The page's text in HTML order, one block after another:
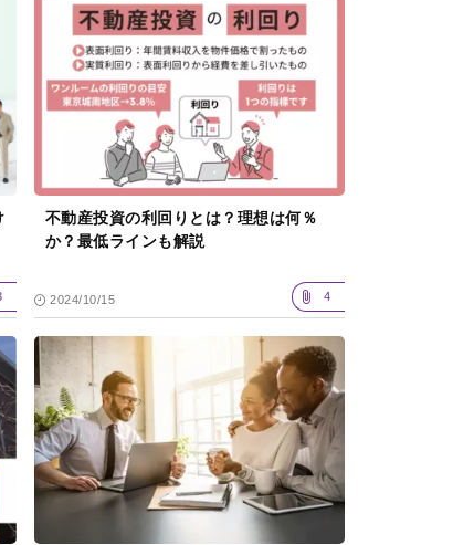
不動産投資の利回りとは？理想は何％
か？最低ラインも解説
2024/10/15 4